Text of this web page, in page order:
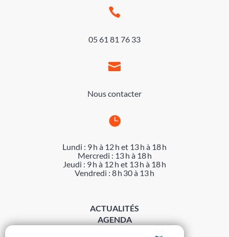

05 61 81 76 33

Nous contacter

Lundi : 9 h à 12 h et 13 h à 18 h
Mercredi : 13 h à 18 h
Jeudi : 9 h à 12 h et 13 h à 18 h
Vendredi : 8 h 30 à 13 h
ACTUALITÉS
AGENDA